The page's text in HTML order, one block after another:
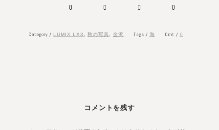
0 0 0 0
Category / LUMIX LX3 , 秋の写真, 金沢 Tags / 海 Cmt / 0
コメントを残す